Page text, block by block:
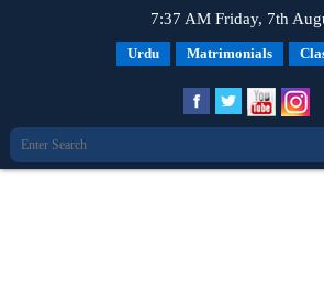
7:37 AM Friday, 7th
Urdu Matrimonials